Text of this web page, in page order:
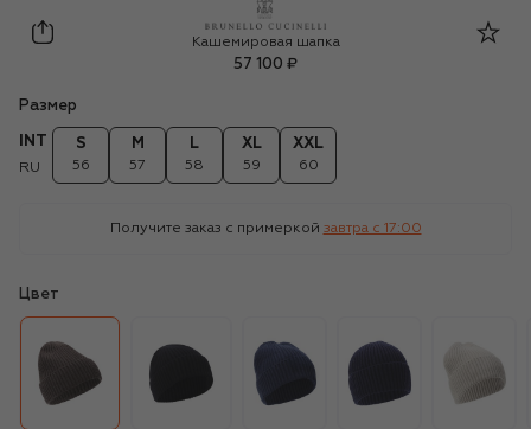
Brunello Cucinelli
Кашемировая шапка
57 100 ₽
Размер
INT
RU
S
56
M
57
L
58
XL
59
XXL
60
Получите заказ с примеркой завтра c 17:00
Цвет